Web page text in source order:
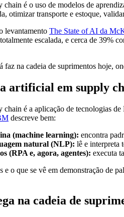
é o uso de modelos de
otimizar transporte e estoque,
levantamento The State of AI da
escalada, e cerca de 39%
na cadeia de suprimentos hoje,
artificial em supply
é a aplicação de tecnologias de
descreve bem:
(machine learning): encontra
natural (NLP): lê e interpreta
(RPA e, agora, agentes): executa
e o que se vê em demonstração
na cadeia de